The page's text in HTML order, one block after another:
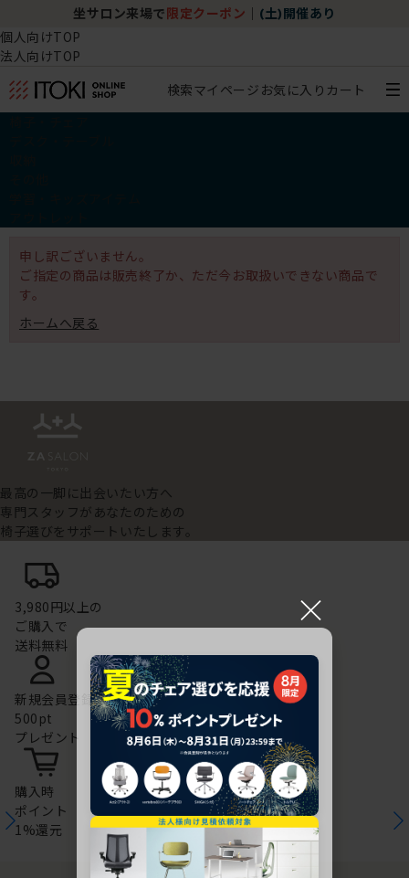
坐サロン来場で 限定クーポン (土)開催あり
個人向けTOP
法人向けTOP
検索マイページ お気に入り カート
申し訳ございません。
ご指定の商品は販売終了か、ただ今お取扱いできない商品で
す。
ホームへ戻る
最高の一脚に出会いたい方へ
専門スタッフがあなたのための
椅子選びをサポートいたします。
3,980円以上の
ご購入で
送料無料
新規会員登録で
500pt
プレゼント
購入時
ポイント
1%還元
×